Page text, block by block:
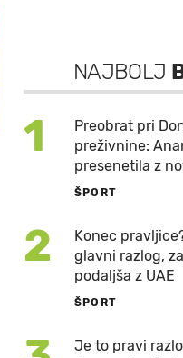
NAJBOLJ
1
Preobrat pri
preživnine:
presenetila z
ŠPORT
2
Konec
glavni razlog,
podaljša z UAE
ŠPORT
Je to pravi